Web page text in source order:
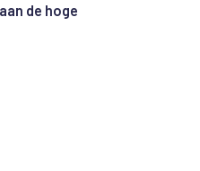
de hoge